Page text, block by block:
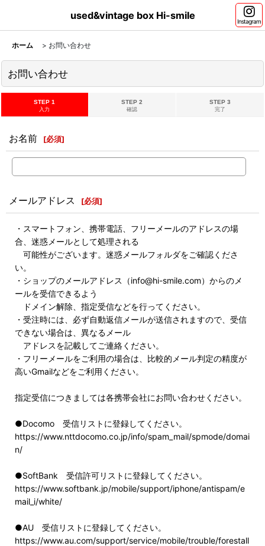
used&vintage box Hi-smile
Instagram
ホーム > お問い合わせ
お問い合わせ
STEP 1
入力
STEP 2
確認
STEP 3
完了
お名前 [必須]
メールアドレス [必須]
・スマートフォン、携帯電話、フリーメールのアドレスの場
合、迷惑メールとして処理される
可能性がございます。迷惑メールフォルダをご確認くださ
い。
・ショップのメールアドレス（info@hi-smile.com）からのメ
ールを受信できるよう
ドメイン解除、指定受信などを行ってください。
・受注時には、必ず自動返信メールが送信されますので、受信
できない場合は、異なるメール
アドレスを記載してご連絡ください。
・フリーメールをご利用の場合は、比較的メール判定の精度が
高いGmailなどをご利用ください。
指定受信につきましては各携帯会社にお問い合わせください。
●Docomo 受信リストに登録してください。
https://www.nttdocomo.co.jp/info/spam_mail/spmode/domai
n/
●SoftBank 受信許可リストに登録してください。
https://www.softbank.jp/mobile/support/iphone/antispam/e
mail_i/white/
●AU 受信リストに登録してください。
https://www.au.com/support/service/mobile/trouble/forestall